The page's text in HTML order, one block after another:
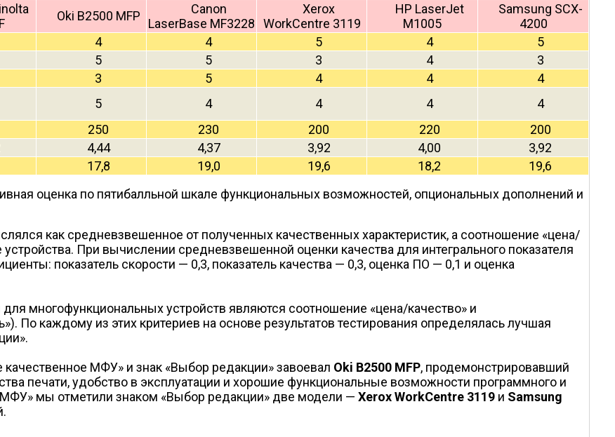
Oki B2500 MFP
Canon
LaserBase MF3228
Xerox
WorkCentre 3119
HP LaserJet
M1005
Samsung SCX-
4200
4 4 5 4
5
5 5 3 4
3
3 5 4 4
4
5 4 4 4
4
250 230 200 220
200
4,44 4,37 3,92 4,00
3,92
17,8 19,0 19,6 18,2
19,6
оценка по пятибалльной шкале функциональных возможностей, опциональных дополнений и
как средневзвешенное от полученных качественных характеристик, а соотношение «цена/
При вычислении средневзвешенной оценки качества для интегрального показателя
показатель скорости — 0,3, показатель качества — 0,3, оценка ПО — 0,1 и оценка
многофункциональных устройств являются соотношение «цена/качество» и
По каждому из этих критериев на основе результатов тестирования определялась лучшая
МФУ» и знак «Выбор редакции» завоевал Oki B2500 MFP, продемонстрировавший
печати, удобство в эксплуатации и хорошие функциональные возможности программного и
мы отметили знаком «Выбор редакции» две модели — Xerox WorkCentre 3119 и Samsung